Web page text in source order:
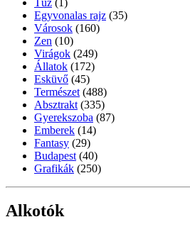
Egyvonalas rajz (35)
Városok (160)
Zen (10)
Virágok (249)
Állatok (172)
Esküvő (45)
Természet (488)
Absztrakt (335)
Gyerekszoba (87)
Emberek (14)
Fantasy (29)
Budapest (40)
Grafikák (250)
Alkotók